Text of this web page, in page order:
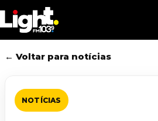
to
main
content
← Voltar para notícias
NOTÍCIAS